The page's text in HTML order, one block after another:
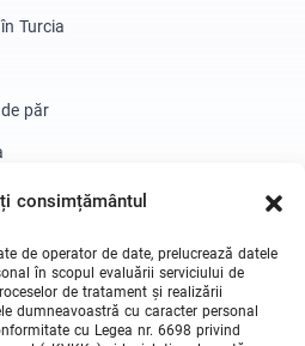
consimțământul
de operator de date, prelucrează datele
în scopul evaluării serviciului de
de tratament și realizării
dumneavoastră cu caracter personal
cu Legea nr. 6698 privind
Turcia
păr